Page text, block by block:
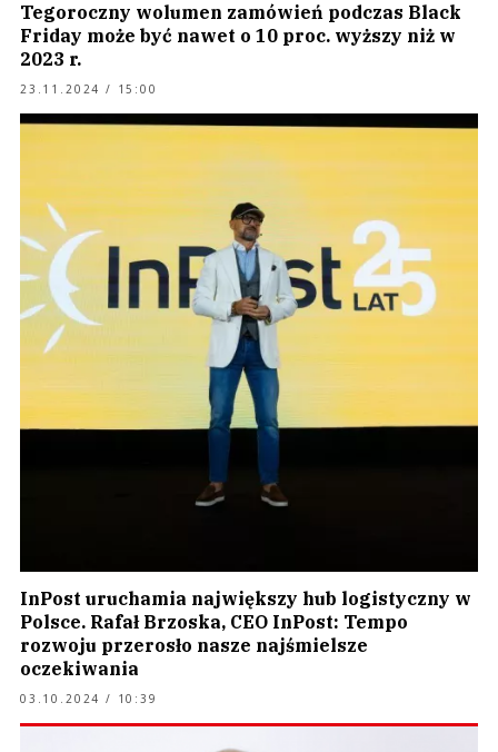
Tegoroczny wolumen zamówień podczas Black
Friday może być nawet o 10 proc. wyższy niż w
2023 r.
23.11.2024 / 15:00
InPost uruchamia największy hub logistyczny w
Polsce. Rafał Brzoska, CEO InPost: Tempo
rozwoju przerosło nasze najśmielsze
oczekiwania
03.10.2024 / 10:39